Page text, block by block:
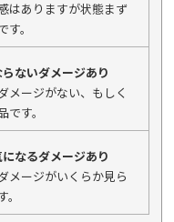
はありますが状態まず
。
ないダメージあり
メージがない、もしく
す。
なるダメージあり
メージがいくらか見ら